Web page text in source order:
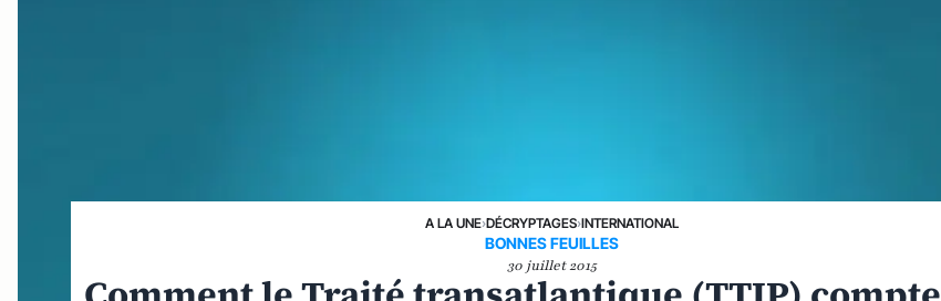
A LA UNE›DÉCRYPTAGES›INTERNATIONAL
BONNES FEUILLES
30 juillet 2015